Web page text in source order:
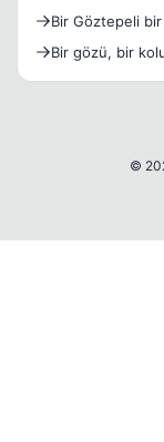
Bir Göztepeli bir
Bir gözü, bir
©